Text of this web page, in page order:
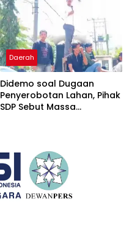
Daerah
Didemo soal Dugaan
Penyerobotan Lahan, Pihak
SDP Sebut Massa